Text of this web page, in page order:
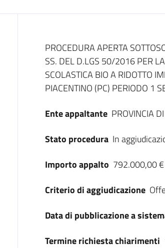
Dati del bando
PROCEDURA APERTA
SS. DEL D.LGS 50/2016 PER
SCOLASTICA BIO A RIDOTTO
PIACENTINO (PC) PERIODO 1
Ente appaltante PROVINCIA
Stato procedura In
Importo appalto 792.000,00 €
Criterio di aggiudicazione
Data di pubblicazione a
Termine richiesta chiarimenti